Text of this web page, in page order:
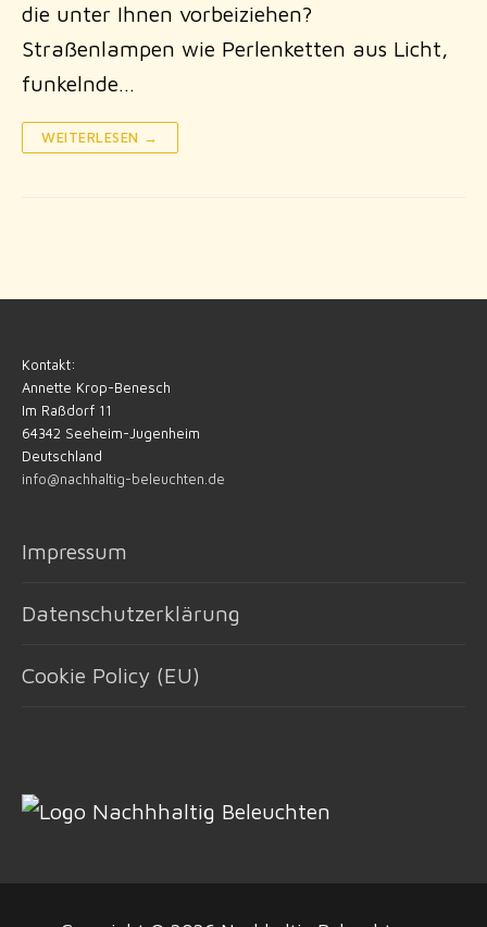
die unter Ihnen vorbeiziehen?
Straßenlampen wie Perlenketten aus Licht,
funkelnde…
WEITERLESEN →
Kontakt:
Annette Krop-Benesch
Im Raßdorf 11
64342 Seeheim-Jugenheim
Deutschland
info@nachhaltig-beleuchten.de
Impressum
Datenschutzerklärung
Cookie Policy (EU)